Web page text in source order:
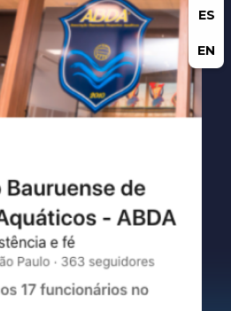
ES
EN